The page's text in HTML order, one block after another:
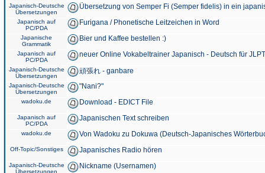
Japanisch-Deutsche
Übersetzungen
Übersetzung von Semper Fi (Semper fidelis) in ein
Japanisch auf
PC/PDA
Furigana / Phonetische Leitzeichen in Word
Japanische
Grammatik
Bier und Kaffee bestellen :)
Japanisch auf
PC/PDA
neuer Online Vokabeltrainer Japanisch - Deutsch für
Japanisch-Deutsche
Übersetzungen
頑張れ - ganbare
Japanisch-Deutsche
Übersetzungen
"Nani?"
wadoku.de Download - EDICT File
Japanisch auf
PC/PDA
Japanischen Text schreiben
wadoku.de Von Wadoku zu Dokuwa (Deutsch-Japanisches
Off-Topic/Sonstiges Japanisches Radio hören
Japanisch-Deutsche
Übersetzungen
Nickname (Usernamen)